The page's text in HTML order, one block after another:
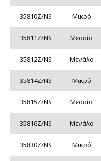
35810Z/NS
Μικρό
35811Z/NS Μεσαίο
35812Z/NS Μεγάλο
35814Z/NS
Μικρό
35815Z/NS Μεσαίο
35816Z/NS Μεγάλο
35830Z/NS
Μικρό